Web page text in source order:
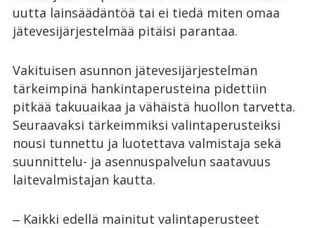
uutta lainsäädäntöä tai ei tiedä miten omaa
jätevesijärjestelmää pitäisi parantaa.
Vakituisen asunnon jätevesijärjestelmän
tärkeimpinä hankintaperusteina pidettiin
pitkää takuuaikaa ja vähäistä huollon tarvetta.
Seuraavaksi tärkeimmiksi valintaperusteiksi
nousi tunnettu ja luotettava valmistaja sekä
suunnittelu- ja asennuspalvelun saatavuus
laitevalmistajan kautta.
‒ Kaikki edellä mainitut valintaperusteet